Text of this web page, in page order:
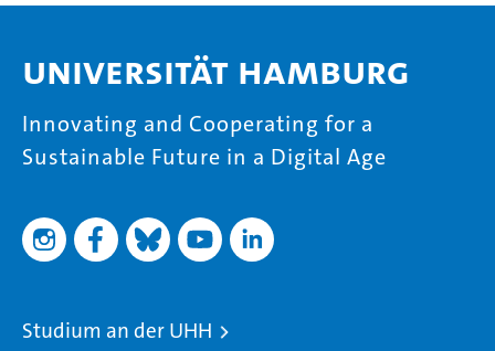
Universität Hamburg
Innovating and Cooperating for a
Sustainable Future in a Digital Age
Studium an der UHH